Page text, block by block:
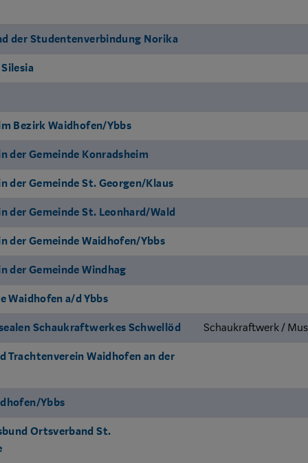
der Studentenverbindung Norika
Bezirk Waidhofen/Ybbs
der Gemeinde Konradsheim
der Gemeinde St. Georgen/Klaus
der Gemeinde St. Leonhard/Wald
der Gemeinde Waidhofen/Ybbs
der Gemeinde Windhag
Waidhofen a/d Ybbs
Schaukraftwerkes Schwellöd Schaukraftwerk /
Trachtenverein Waidhofen an der
Ybbs
Ortsverband St.